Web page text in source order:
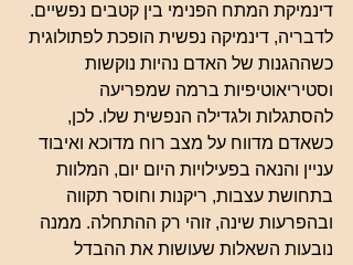
דינמיקת המתח הפנימי בין קטבים נפשיים.
לדבריה, דינמיקה נפשית הופכת לפתולוגית
כשההגנות של האדם נהיות נוקשות
וסטיריאוטיפיות ברמה שמפריעה
להסתגלות ולגדילה הנפשית שלו. לכן,
כשאדם מדווח על מצב רוח מדוכא ואיבוד
עניין והנאה בפעילויות היום יום, המלוות
בתחושת עצבות, ריקנות וחוסר תקווה
ובהפרעות שינה, זוהי רק ההתחלה. ממנה
נובעות השאלות שעושות את ההבדל